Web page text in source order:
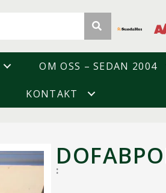
OM OSS – SEDAN 2004
KONTAKT
: